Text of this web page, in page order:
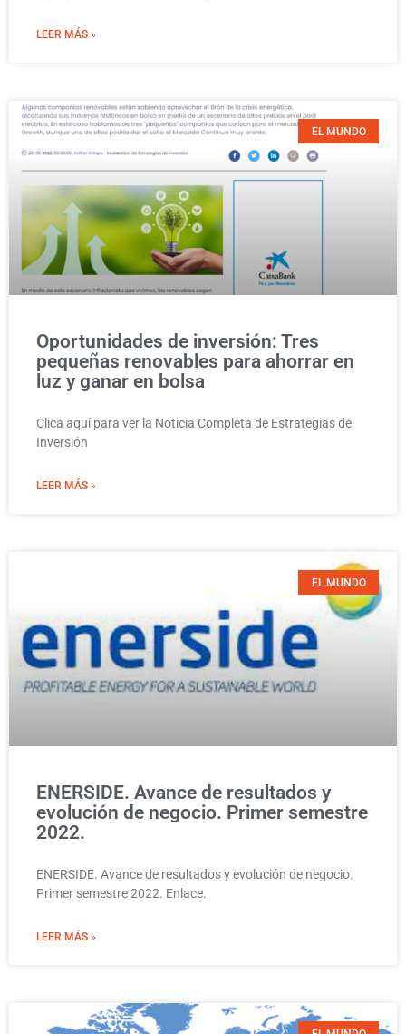
LEER MÁS »
EL MUNDO
Oportunidades de inversión: Tres
pequeñas renovables para ahorrar en
luz y ganar en bolsa
Clica aquí para ver la Noticia Completa de Estrategias de
Inversión
LEER MÁS »
EL MUNDO
ENERSIDE. Avance de resultados y
evolución de negocio. Primer semestre
2022.
ENERSIDE. Avance de resultados y evolución de negocio.
Primer semestre 2022. Enlace.
LEER MÁS »